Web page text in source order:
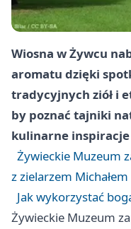
Wiosna w Żywcu
aromatu dzięki
tradycyjnych ziół i
by poznać tajniki
kulinarne inspiracje
Żywieckie Muzeum
z zielarzem
Jak wykorzystać
Żywieckie Muzeum